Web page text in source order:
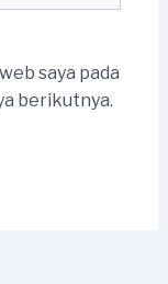
saya pada
berikutnya.